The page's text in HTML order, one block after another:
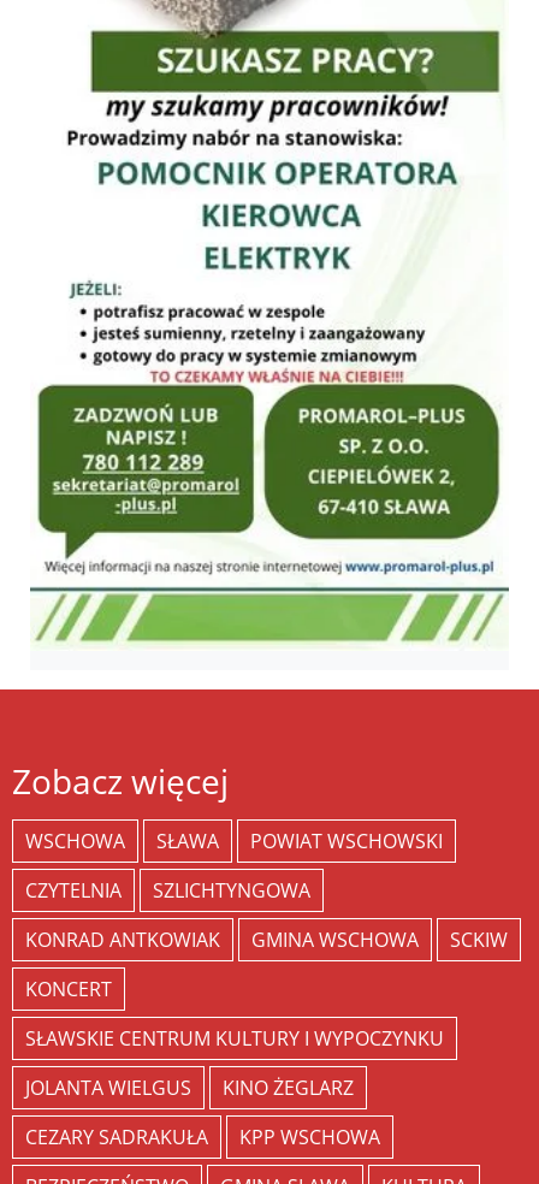
Zobacz więcej
WSCHOWA SŁAWA
POWIAT WSCHOWSKI
CZYTELNIA
SZLICHTYNGOWA
KONRAD ANTKOWIAK
GMINA WSCHOWA
SCKIW
KONCERT
SŁAWSKIE CENTRUM KULTURY I WYPOCZYNKU
JOLANTA WIELGUS
KINO ŻEGLARZ
CEZARY SADRAKUŁA
KPP WSCHOWA